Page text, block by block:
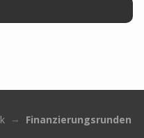
Finanzierungsrunden